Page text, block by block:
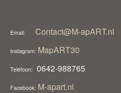
Email: Contact@M-apART.nl
Instagram: MapART30
Telefoon: 0642-988765
Facebook: M-apart.nl